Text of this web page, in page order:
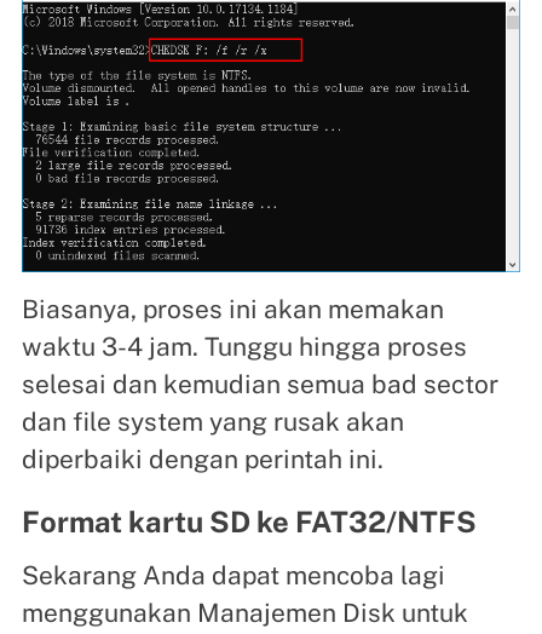
Biasanya, proses ini akan memakan
waktu 3-4 jam. Tunggu hingga proses
selesai dan kemudian semua bad sector
dan file system yang rusak akan
diperbaiki dengan perintah ini.
Format kartu SD ke FAT32/NTFS
Sekarang Anda dapat mencoba lagi
menggunakan Manajemen Disk untuk